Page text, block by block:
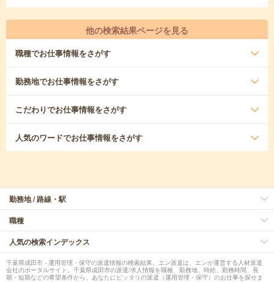
他の検索結果ページを見る
職種でお仕事情報をさがす
勤務地でお仕事情報をさがす
こだわりでお仕事情報をさがす
人気のワードでお仕事情報をさがす
勤務地 / 路線・駅
職種
人気の検索インデックス
千葉県成田市 - 運用管理・保守の派遣情報の検索結果。エン派遣は、エンが運営する人材派遣
会社のポータルサイト。千葉県成田市の派遣/求人情報を職種、勤務地、時給、勤務時間、長
期・短期などの希望条件から、あなたにピッタリの派遣（運用管理・保守）のお仕事を探せま